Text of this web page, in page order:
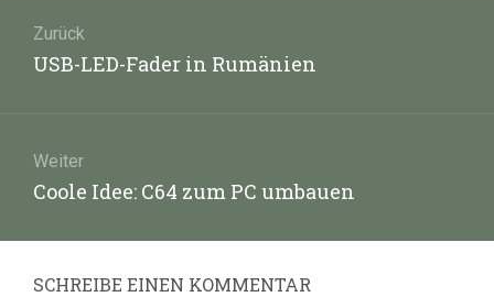
Zurück
Vorheriger
USB-LED-Fader in Rumänien
Weiter
Nächster
Coole Idee: C64 zum PC umbauen
SCHREIBE EINEN KOMMENTAR